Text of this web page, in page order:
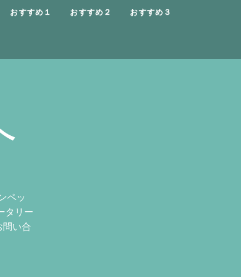
おすすめ１ おすすめ２ おすすめ３
ペッ
タリー
問い合